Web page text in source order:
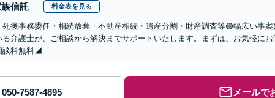
信託 料金表を見る
死後事務委任・相続放棄・不動産相続・遺産分割・財産調査等🟢幅広い事
る弁護士が、ご相談から解決までサポートいたします。まずは、お気軽に
談料無料◢
メールで